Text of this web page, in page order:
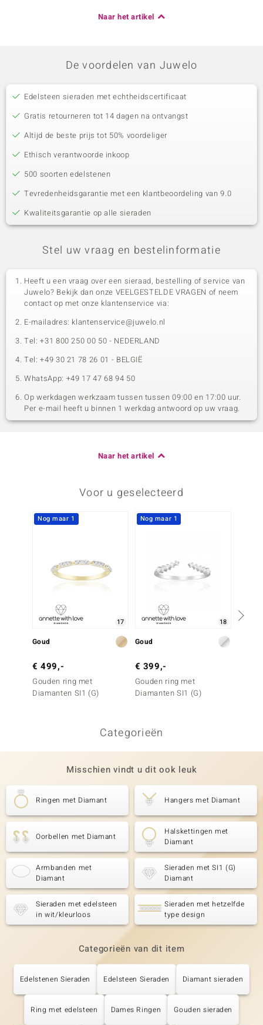
Naar het artikel
De voordelen van Juwelo
Edelsteen sieraden met echtheidscertificaat
Gratis retourneren tot 14 dagen na ontvangst
Altijd de beste prijs tot 50% voordeliger
Ethisch verantwoorde inkoop
500 soorten edelstenen
Tevredenheidsgarantie met een klantbeoordeling van 9.0
Kwaliteitsgarantie op alle sieraden
Stel uw vraag en bestelinformatie
Heeft u een vraag over een sieraad, bestelling of service van
Juwelo? Bekijk dan onze VEELGESTELDE VRAGEN of neem
contact op met onze klantenservice via:
E-mailadres: klantenservice@juwelo.nl
Tel: +31 800 250 00 50 - NEDERLAND
Tel: +49 30 21 78 26 01 - BELGIË
WhatsApp: +49 17 47 68 94 50
Op werkdagen werkzaam tussen tussen 09:00 en 17:00 uur.
Per e-mail heeft u binnen 1 werkdag antwoord op uw vraag.
Naar het artikel
Voor u geselecteerd
Nog maar 1
17
Goud
€ 499,-
Gouden ring met
Diamanten SI1 (G)
Nog maar 1
18
Goud
€ 399,-
Gouden ring met
Diamanten SI1 (G)
Categorieën
Misschien vindt u dit ook leuk
Ringen met Diamant Hangers met Diamant
Oorbellen met Diamant
Halskettingen met
Diamant
Armbanden met
Diamant
Sieraden met SI1 (G)
Diamant
Sieraden met edelsteen
in wit/kleurloos
Sieraden met hetzelfde
type design
Categorieën van dit item
Edelstenen Sieraden Edelsteen Sieraden Diamant sieraden
Ring met edelsteen Dames Ringen Gouden sieraden